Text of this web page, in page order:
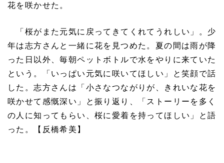
花を咲かせた。
「桜がまた元気に戻ってきてくれてうれしい」。少
年は志方さんと一緒に花を見つめた。夏の間は雨が降
った日以外、毎朝ペットボトルで水をやりに来ていた
という。「いっぱい元気に咲いてほしい」と笑顔で話
した。志方さんは「小さなつながりが、きれいな花を
咲かせて感慨深い」と振り返り、「ストーリーを多く
の人に知ってもらい、桜に愛着を持ってほしい」と語
った。【反橋希美】